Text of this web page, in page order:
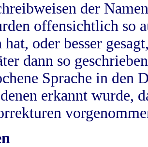
der
offensichtlich so
hat, oder besser
dann so
Sprache in
erkannt wurde,